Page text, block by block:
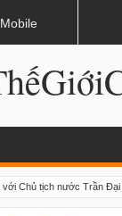
Chủ tịch nước Trần